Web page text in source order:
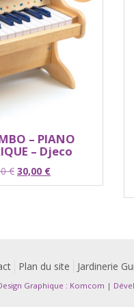
– PIANO
– Djeco
€ Le
prix
30,00 €Le
prix
Plan du site Jardinerie
Graphique : Komcom |